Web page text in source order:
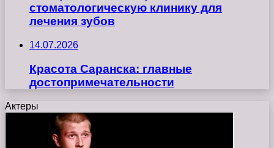
стоматологическую клинику для
лечения зубов
14.07.2026
Красота Саранска: главные
достопримечательности
Актеры